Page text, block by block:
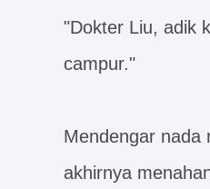
"Dokter Liu, adik
campur."
Mendengar nada
akhirnya